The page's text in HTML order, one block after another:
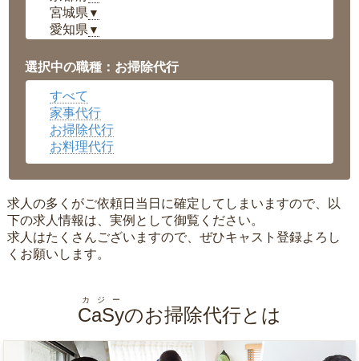
宮城県 ▼
愛知県 ▼
岡山県▼
広島県▼
沖縄県
選択中の職種：お掃除代行
すべて
家事代行
お掃除代行
お料理代行
求人の多くがご依頼日当日に確定してしまいますので、以
下の求人情報は、実例として御覧ください。
求人はたくさんございますので、ぜひキャスト登録よろし
くお願いします。
CaSy
カジー
のお掃除代行とは